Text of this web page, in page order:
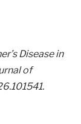
Disease in
of